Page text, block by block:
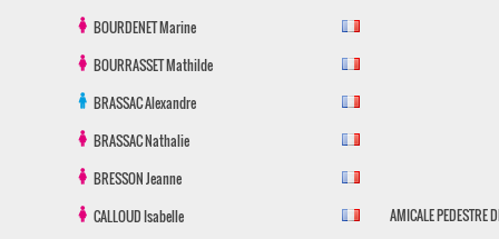
BOURDENETMarine
BOURRASSETMathilde
BRASSACAlexandre
BRASSACNathalie
BRESSONJeanne
CALLOUDIsabelle AMICALE PEDESTRE